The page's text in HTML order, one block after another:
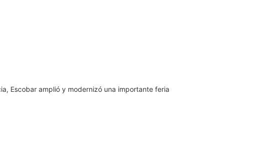
Escobar amplió y modernizó una importante feria